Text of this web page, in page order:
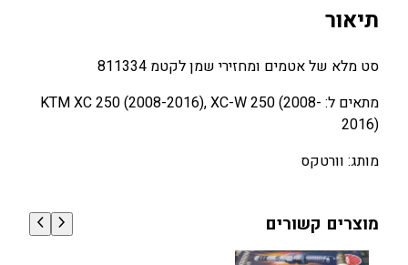
א
ש
א
ט
מ
ם
ח
תיאור
סט מלא של אטמים ומחזירי שמן לקטמ 811334
מתאים ל: KTM XC 250 (2008-2016), XC-W 250 (2008-
2016)
מותג: וורטקס
מוצרים קשורים